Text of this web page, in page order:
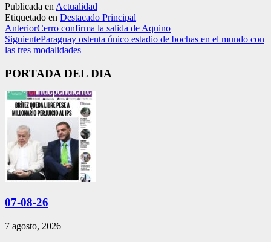
Publicada en Actualidad
Etiquetado en Destacado Principal
AnteriorCerro confirma la salida de Aquino
SiguienteParaguay ostenta único estadio de bochas en el mundo con
las tres modalidades
PORTADA DEL DIA
07-08-26
7 agosto, 2026